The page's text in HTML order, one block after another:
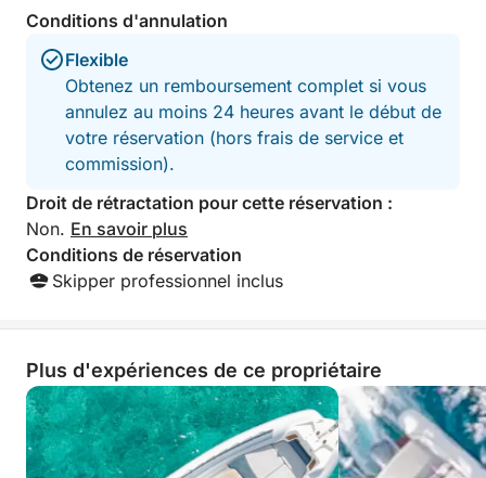
Conditions d'annulation
Flexible
Obtenez un remboursement complet si vous
annulez au moins 24 heures avant le début de
votre réservation (hors frais de service et
commission).
Droit de rétractation pour cette réservation :
Non. En savoir plus
Conditions de réservation
Skipper professionnel inclus
Plus d'expériences de ce propriétaire